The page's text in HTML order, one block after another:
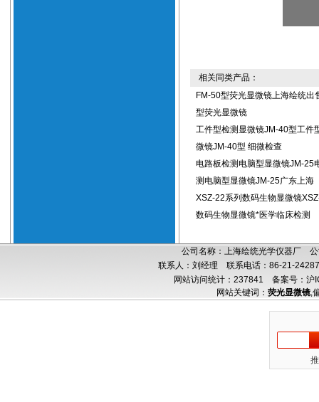
相关同类产品：
FM-50型荧光显微镜上海绘统出
型荧光显微镜
工件型检测显微镜JM-40型工件
微镜JM-40型 细微检查
电路板检测电脑型显微镜JM-25
测电脑型显微镜JM-25广东上海
XSZ-22系列数码生物显微镜
数码生物显微镜*医学临床检测
公司名称：上海绘统光学仪器厂
联系人：刘经理 联系电话：86-21-
网站访问统计：237841 备案号：沪
网站关键词： 荧光显微镜,